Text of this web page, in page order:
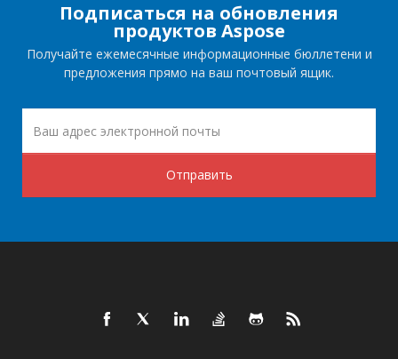
Подписаться на обновления
продуктов Aspose
Получайте ежемесячные информационные бюллетени и
предложения прямо на ваш почтовый ящик.
Отправить